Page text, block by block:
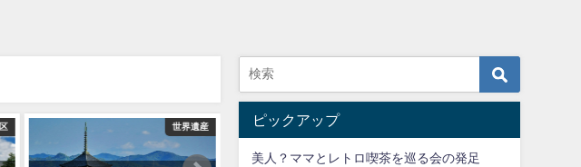
ピックアップ
美人？ママとレトロ喫茶を巡る会の発足